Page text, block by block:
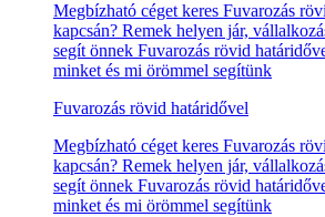
Megbízható céget keres Fuvarozás
kapcsán? Remek helyen jár,
segít önnek Fuvarozás rövid
minket és mi örömmel segítünk
Fuvarozás rövid határidővel
Megbízható céget keres Fuvarozás
kapcsán? Remek helyen jár,
segít önnek Fuvarozás rövid
minket és mi örömmel segítünk